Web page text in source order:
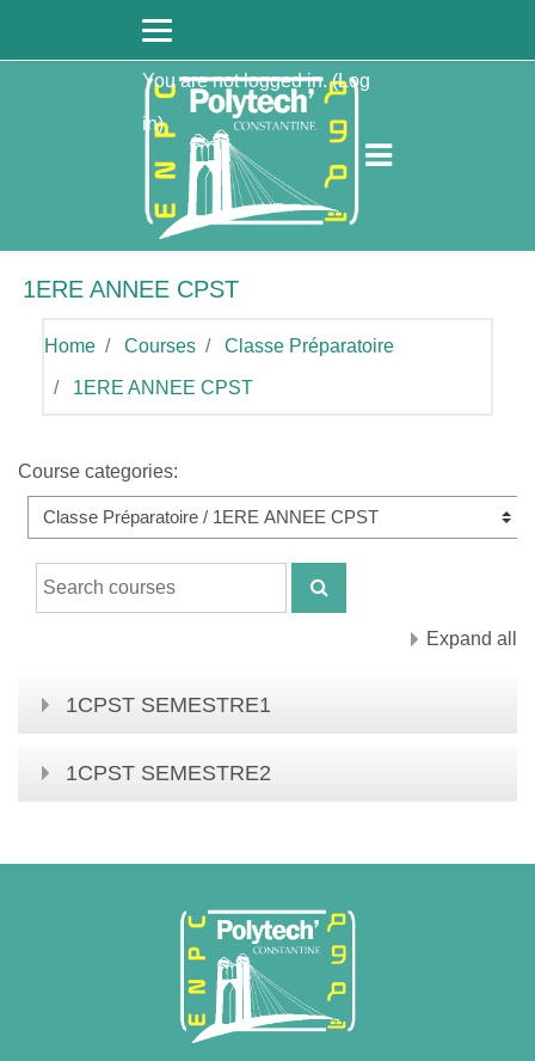
You are not logged in. (Log
in)
1ERE ANNEE CPST
Home Courses Classe Préparatoire
1ERE ANNEE CPST
Course categories:
Search courses
SEARCH COURSES
Expand all
1CPST SEMESTRE1
1CPST SEMESTRE2